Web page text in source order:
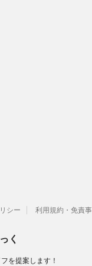
シー 利用規約・免責
く
を提案します！